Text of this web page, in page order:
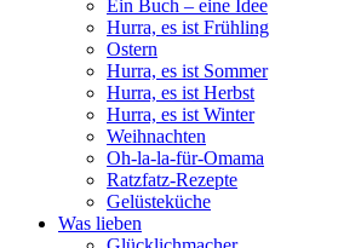
Ein Buch – eine Idee
Hurra, es ist Frühling
Ostern
Hurra, es ist Sommer
Hurra, es ist Herbst
Hurra, es ist Winter
Weihnachten
Oh-la-la-für-Omama
Ratzfatz-Rezepte
Gelüsteküche
Was lieben